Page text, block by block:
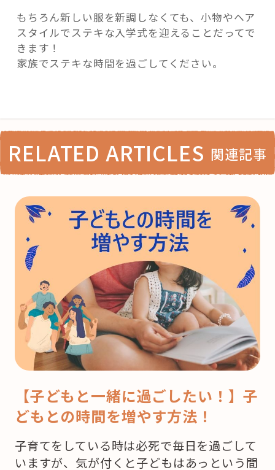
もちろん新しい服を新調しなくても、小物やヘア
スタイルでステキな入学式を迎えることだってで
きます！
家族でステキな時間を過ごしてください。
RELATED ARTICLES 関連記事
【子どもと一緒に過ごしたい！】子
どもとの時間を増やす方法！
子育てをしている時は必死で毎日を過ごして
いますが、気が付くと子どもはあっという間